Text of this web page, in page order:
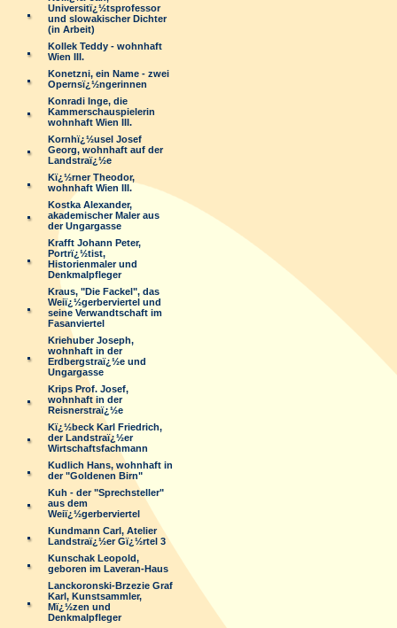
Universitï¿½tsprofessor
und slowakischer Dichter
(in Arbeit)
Kollek Teddy - wohnhaft
Wien III.
Konetzni, ein Name - zwei
Opernsï¿½ngerinnen
Konradi Inge, die
Kammerschauspielerin
wohnhaft Wien III.
Kornhï¿½usel Josef
Georg, wohnhaft auf der
Landstraï¿½e
Kï¿½rner Theodor,
wohnhaft Wien III.
Kostka Alexander,
akademischer Maler aus
der Ungargasse
Krafft Johann Peter,
Portrï¿½tist,
Historienmaler und
Denkmalpfleger
Kraus, "Die Fackel", das
Weiï¿½gerberviertel und
seine Verwandtschaft im
Fasanviertel
Kriehuber Joseph,
wohnhaft in der
Erdbergstraï¿½e und
Ungargasse
Krips Prof. Josef,
wohnhaft in der
Reisnerstraï¿½e
Kï¿½beck Karl Friedrich,
der Landstraï¿½er
Wirtschaftsfachmann
Kudlich Hans, wohnhaft in
der "Goldenen Birn"
Kuh - der "Sprechsteller"
aus dem
Weiï¿½gerberviertel
Kundmann Carl, Atelier
Landstraï¿½er Gï¿½rtel 3
Kunschak Leopold,
geboren im Laveran-Haus
Lanckoronski-Brzezie Graf
Karl, Kunstsammler,
Mï¿½zen und
Denkmalpfleger